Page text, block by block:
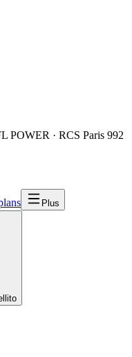
POWER · RCS Paris 992
Plus